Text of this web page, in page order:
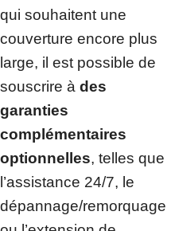
qui souhaitent une
couverture encore plus
large, il est possible de
souscrire à des
garanties
complémentaires
optionnelles, telles que
l’assistance 24/7, le
dépannage/remorquage